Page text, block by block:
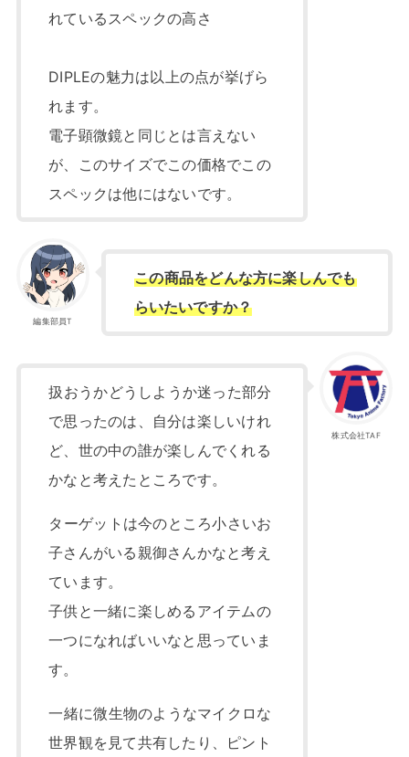
れているスペックの高さ
DIPLEの魅力は以上の点が挙げら
れます。
電子顕微鏡と同じとは言えない
が、このサイズでこの価格でこの
スペックは他にはないです。
編集部員T
この商品をどんな方に楽しんでも
らいたいですか？
株式会社TAF
扱おうかどうしようか迷った部分
で思ったのは、自分は楽しいけれ
ど、世の中の誰が楽しんでくれる
かなと考えたところです。
ターゲットは今のところ小さいお
子さんがいる親御さんかなと考え
ています。
子供と一緒に楽しめるアイテムの
一つになればいいなと思っていま
す。
一緒に微生物のようなマイクロな
世界観を見て共有したり、ピント